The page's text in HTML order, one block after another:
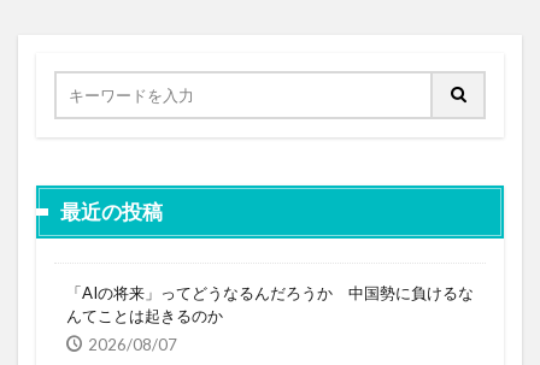
最近の投稿
「AIの将来」ってどうなるんだろうか 中国勢に負けるな
んてことは起きるのか
2026/08/07